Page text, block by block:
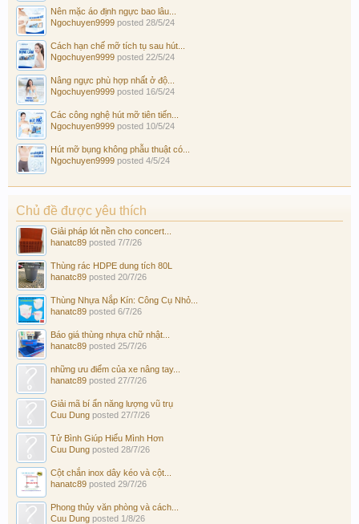
Nên mặc áo định ngực bao lâu...
Ngochuyen9999 posted 28/5/24
Cách hạn chế mỡ tích tụ sau hút...
Ngochuyen9999 posted 22/5/24
Nâng ngực phù hợp nhất ở độ...
Ngochuyen9999 posted 16/5/24
Các công nghệ hút mỡ tiên tiến...
Ngochuyen9999 posted 10/5/24
Hút mỡ bụng không phẫu thuật có...
Ngochuyen9999 posted 4/5/24
Chủ đề được yêu thích
Giải pháp lót nền cho concert...
hanatc89 posted 7/7/26
Thùng rác HDPE dung tích 80L
hanatc89 posted 20/7/26
Thùng Nhựa Nắp Kín: Công Cụ Nhỏ...
hanatc89 posted 6/7/26
Báo giá thùng nhựa chữ nhật...
hanatc89 posted 25/7/26
những ưu điểm của xe nâng tay...
hanatc89 posted 27/7/26
Giải mã bí ẩn năng lượng vũ trụ
Cuu Dung posted 27/7/26
Tử Bình Giúp Hiểu Mình Hơn
Cuu Dung posted 28/7/26
Cột chắn inox dây kéo và cột...
hanatc89 posted 29/7/26
Phong thủy văn phòng và cách...
Cuu Dung posted 1/8/26